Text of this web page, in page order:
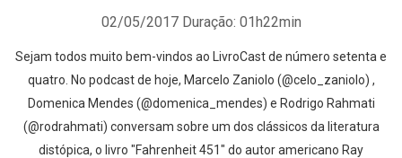
02/05/2017 Duração: 01h22min
Sejam todos muito bem-vindos ao LivroCast de número setenta e
quatro. No podcast de hoje, Marcelo Zaniolo (@celo_zaniolo) ,
Domenica Mendes (@domenica_mendes) e Rodrigo Rahmati
(@rodrahmati) conversam sobre um dos clássicos da literatura
distópica, o livro "Fahrenheit 451" do autor americano Ray